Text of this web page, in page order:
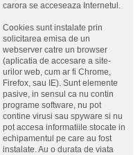
carora se acceseaza Internetul.
Cookies sunt instalate prin
solicitarea emisa de un
webserver catre un browser
(aplicatia de accesare a site-
urilor web, cum ar fi Chrome,
Firefox, sau IE). Sunt elemente
pasive, in sensul ca nu contin
programe software, nu pot
contine virusi sau spyware si nu
pot accesa informatiile stocate in
echipamentul pe care au fost
instalate. Au o durata de viata